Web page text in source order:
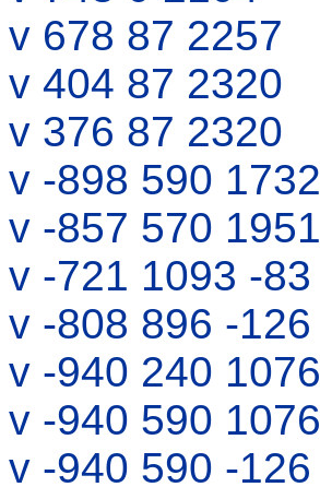
v 678 87 2257
v 404 87 2320
v 376 87 2320
v -898 590 1732
v -857 570 1951
v -721 1093 -83
v -808 896 -126
v -940 240 1076
v -940 590 1076
v -940 590 -126